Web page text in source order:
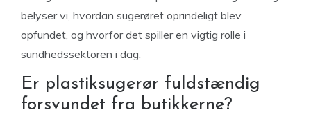
belyser vi, hvordan sugerøret oprindeligt blev
opfundet, og hvorfor det spiller en vigtig rolle i
sundhedssektoren i dag.
Er plastiksugerør fuldstændig
forsvundet fra butikkerne?